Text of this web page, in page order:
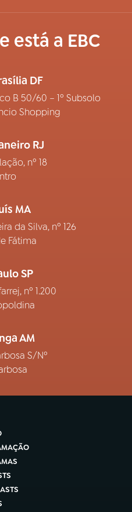
está a EBC
DF
B 50/60 – 1º Subsolo
Shopping
RJ
nº 18
MA
da Silva, nº 126
Fátima
SP
nº 1.200
AM
S/Nº